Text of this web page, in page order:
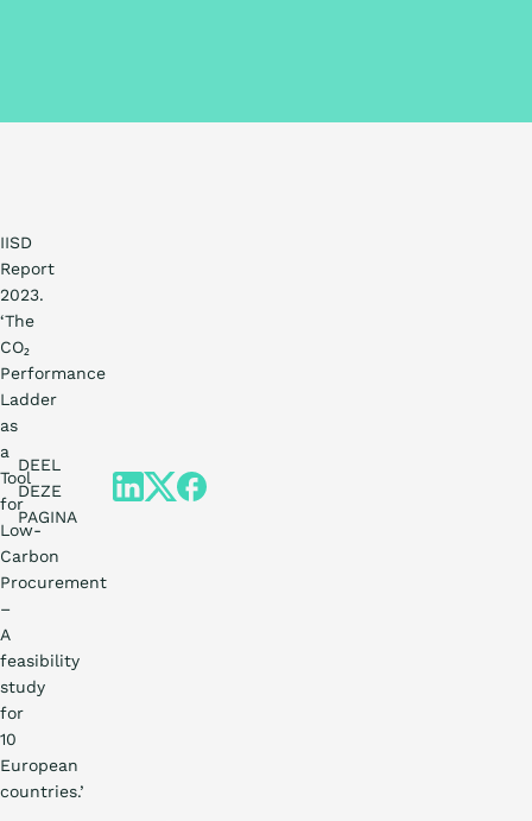
IISD
Report
2023.
‘The
CO₂
Performance
Ladder
as
a
Tool
for
Low-
Carbon
Procurement
–
A
feasibility
study
for
10
European
countries.’
DEEL
DEZE
PAGINA